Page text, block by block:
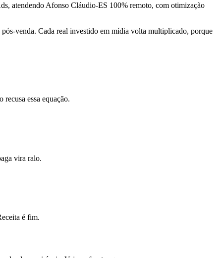
atendendo Afonso Cláudio-ES 100% remoto, com otimização
venda. Cada real investido em mídia volta multiplicado, porque
essa equação.
vira ralo.
é fim.